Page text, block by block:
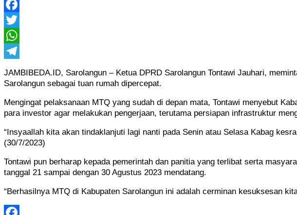
Facebook
Twitter
WhatsApp
JAMBIBEDA.ID, Sarolangun – Ketua DPRD Sarolangun Tontawi Jauhari,
Sarolangun sebagai tuan rumah dipercepat.
Mengingat pelaksanaan MTQ yang sudah di depan mata, Tontawi menyebut
para investor agar melakukan pengerjaan, terutama persiapan infrastruktur
“Insyaallah kita akan tindaklanjuti lagi nanti pada Senin atau Selasa Kabag
(30/7/2023)
Tontawi pun berharap kepada pemerintah dan panitia yang terlibat serta
tanggal 21 sampai dengan 30 Agustus 2023 mendatang.
“Berhasilnya MTQ di Kabupaten Sarolangun ini adalah cerminan kesuksesan